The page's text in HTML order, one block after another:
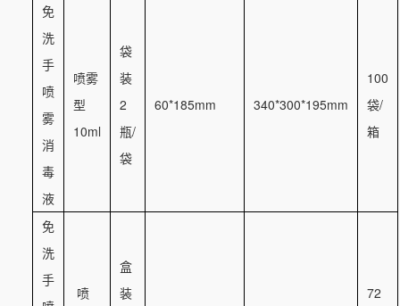
免
洗
手
喷
雾
消
毒
液
喷雾
型
10ml
袋
装
2
瓶/
袋
60*185mm 340*300*195mm
100
袋/
箱
免
洗
手
喷
盒
装
72